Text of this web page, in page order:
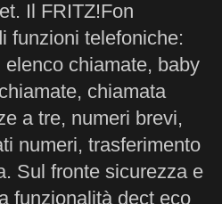
Il FRITZ!Fon
funzioni telefoniche:
chiamate, baby
chiamata
a tre, numeri brevi,
numeri, trasferimento
Sul fronte sicurezza e
funzionalità dect eco